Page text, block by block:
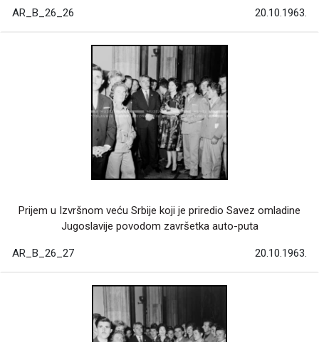
AR_B_26_26 20.10.1963.
Prijem u Izvršnom veću Srbije koji je priredio Savez omladine
Jugoslavije povodom završetka auto-puta
AR_B_26_27 20.10.1963.